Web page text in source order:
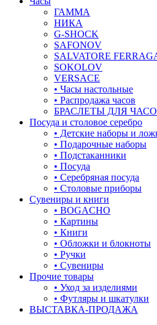
крылья и перья
листья
ловец снов
лошадки и единороги
лягушки
медведь
музыка
мышки
обереги
один камень
под гравировку
подкова
ГАММА
НИКА
G-SHOCK
SAFONOV
SALVATORE
SOKOLOV
VERSACE
• Часы настольные
• Распродажа часов
БРАСЛЕТЫ ДЛЯ
Посуда и столовое серебро
• Детские наборы и
• Подарочные наборы
• Подстаканники
• Посуда
• Серебряная посуда
• Столовые приборы
Сувениры и книги
• BOGACHO
• Картины
• Книги
• Обложки и блокноты
• Ручки
• Сувениры
Прочие товары
• Уход за изделиями
• Футляры и шкатулки
ВЫСТАВКА-ПРОДАЖА